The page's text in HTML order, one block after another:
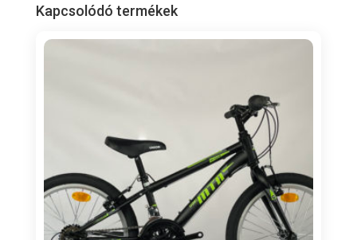
Kapcsolódó termékek